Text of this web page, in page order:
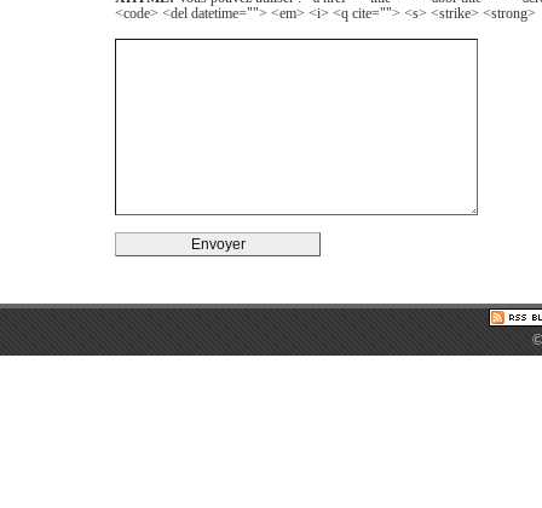
<code> <del datetime=""> <em> <i> <q cite=""> <s> <strike> <strong>